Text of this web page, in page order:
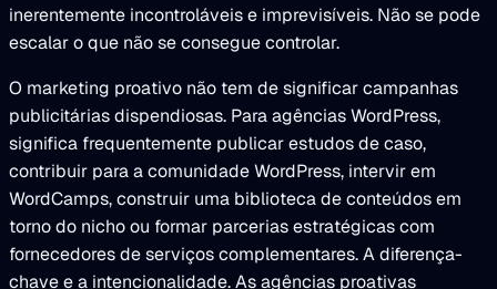
inerentemente incontroláveis e imprevisíveis. Não se pode
escalar o que não se consegue controlar.
O marketing proativo não tem de significar campanhas
publicitárias dispendiosas. Para agências WordPress,
significa frequentemente publicar estudos de caso,
contribuir para a comunidade WordPress, intervir em
WordCamps, construir uma biblioteca de conteúdos em
torno do nicho ou formar parcerias estratégicas com
fornecedores de serviços complementares. A diferença-
chave e a intencionalidade. As agências proativas